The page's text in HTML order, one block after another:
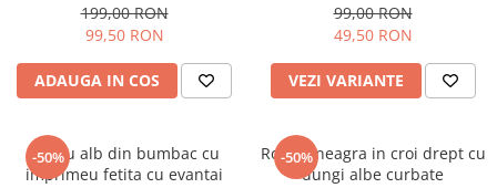
199,00 RON
99,50 RON
ADAUGA IN COS
99,00 RON
49,50 RON
VEZI VARIANTE
-50%
Tricou alb din bumbac cu
imprimeu fetita cu evantai
-50%
Rochie neagra in croi drept cu
dungi albe curbate